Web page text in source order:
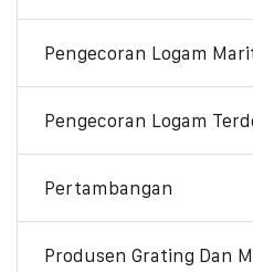
Pengecoran Logam
Pengecoran Logam
Pertambangan
Produsen Grating Dan